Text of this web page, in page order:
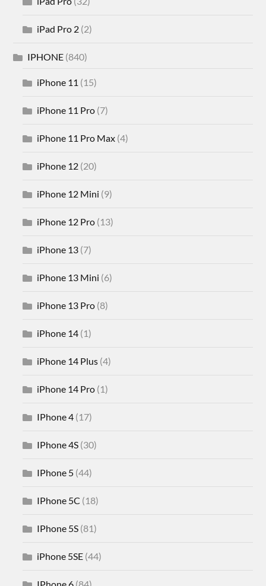
iPad Pro 2 (2)
IPHONE (840)
iPhone 11 (15)
iPhone 11 Pro (7)
iPhone 11 Pro Max (4)
iPhone 12 (20)
iPhone 12 Mini (9)
iPhone 12 Pro (13)
iPhone 13 (7)
iPhone 13 Mini (6)
iPhone 13 Pro (8)
iPhone 14 (1)
iPhone 14 Plus (4)
iPhone 14 Pro (1)
IPhone 4 (17)
IPhone 4S (30)
IPhone 5 (44)
IPhone 5C (18)
IPhone 5S (81)
iPhone 5SE (44)